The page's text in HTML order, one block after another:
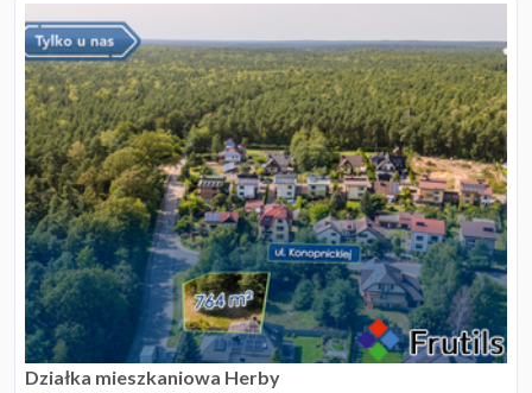
Działka mieszkaniowa Herby